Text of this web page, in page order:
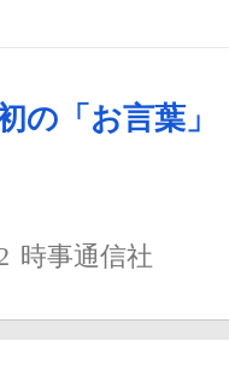
の「お言葉」
時事通信社